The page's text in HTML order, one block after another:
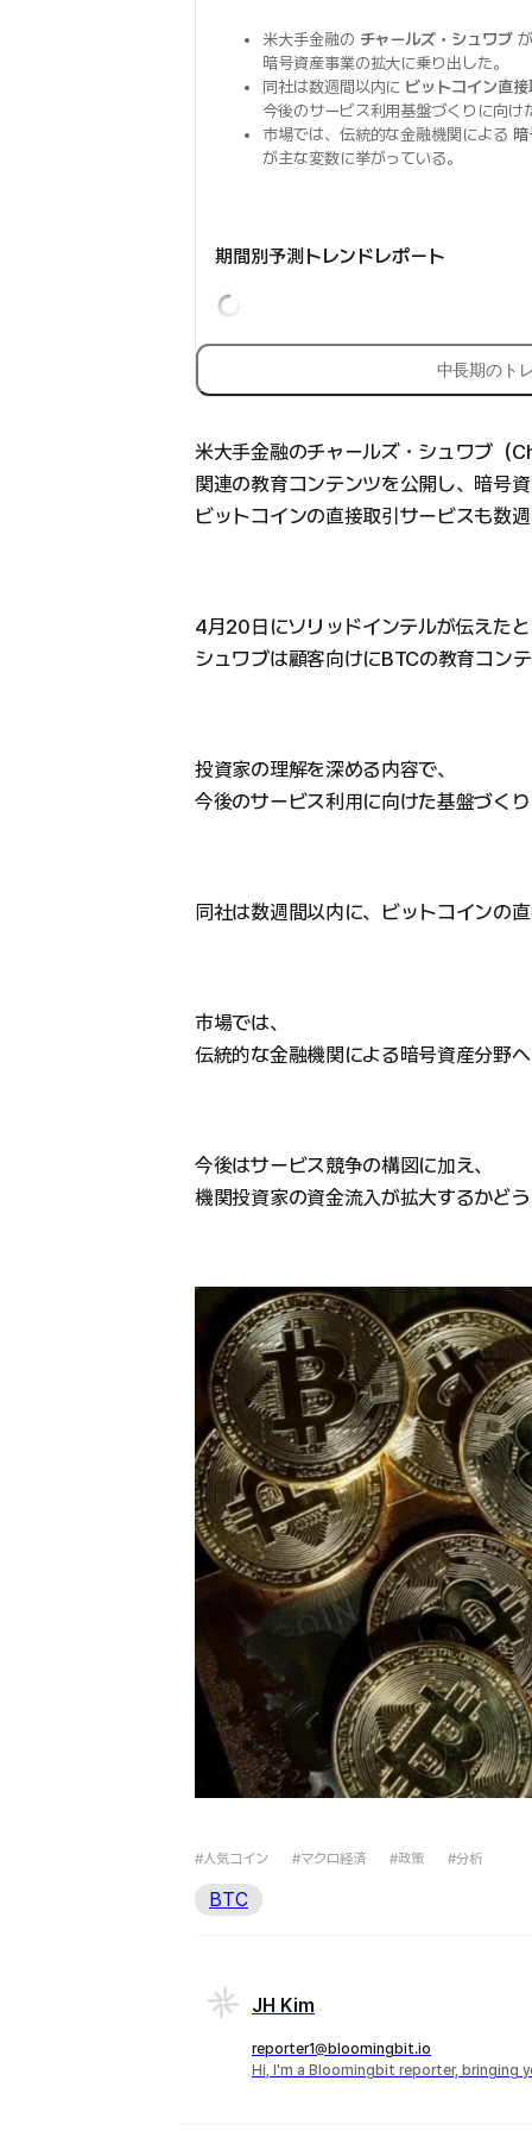
米大手金融の チャールズ・シュワブ
暗号資産事業の拡大に乗り出した。
同社は数週間以内に ビットコイン直
今後のサービス利用基盤づくりに向け
市場では、伝統的な金融機関による
が主な変数に挙がっている。
期間別予測トレンドレポート
中長期のト
米大手金融のチャールズ・シュワブ（
関連の教育コンテンツを公開し、暗号
ビットコインの直接取引サービスも数
4月20日にソリッドインテルが伝えた
シュワブは顧客向けにBTCの教育コン
投資家の理解を深める内容で、
今後のサービス利用に向けた基盤づく
同社は数週間以内に、ビットコインの
市場では、
伝統的な金融機関による暗号資産分野
今後はサービス競争の構図に加え、
機関投資家の資金流入が拡大するかど
#人気コイン #マクロ経済 #政策 #分析
BTC
JH Kim
reporter1@bloomingbit.io
Hi, I'm a Bloomingbit reporter, bringing